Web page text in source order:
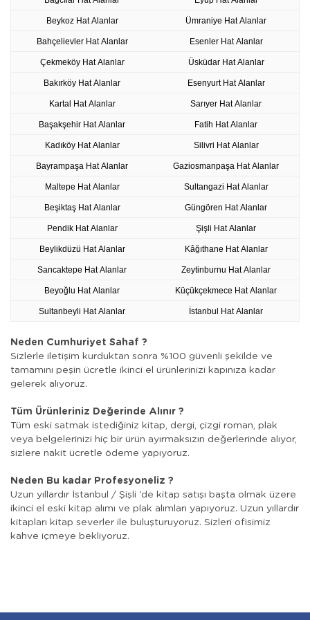
Beykoz Hat Alanlar Ümraniye Hat Alanlar
Bahçelievler Hat Alanlar Esenler Hat Alanlar
Çekmeköy Hat Alanlar Üsküdar Hat Alanlar
Bakırköy Hat Alanlar Esenyurt Hat Alanlar
Kartal Hat Alanlar Sarıyer Hat Alanlar
Başakşehir Hat Alanlar Fatih Hat Alanlar
Kadıköy Hat Alanlar Silivri Hat Alanlar
Bayrampaşa Hat Alanlar Gaziosmanpaşa Hat Alanlar
Maltepe Hat Alanlar Sultangazi Hat Alanlar
Beşiktaş Hat Alanlar Güngören Hat Alanlar
Pendik Hat Alanlar Şişli Hat Alanlar
Beylikdüzü Hat Alanlar Kâğıthane Hat Alanlar
Sancaktepe Hat Alanlar Zeytinburnu Hat Alanlar
Beyoğlu Hat Alanlar Küçükçekmece Hat Alanlar
Sultanbeyli Hat Alanlar İstanbul Hat Alanlar
Neden Cumhuriyet Sahaf ?
Sizlerle iletişim kurduktan sonra %100 güvenli şekilde ve
tamamını peşin ücretle ikinci el ürünlerinizi kapınıza kadar
gelerek alıyoruz.
Tüm Ürünleriniz Değerinde Alınır ?
Tüm eski satmak istediğiniz kitap, dergi, çizgi roman, plak
veya belgelerinizi hiç bir ürün ayırmaksızın değerlerinde alıyor,
sizlere nakit ücretle ödeme yapıyoruz.
Neden Bu kadar Profesyoneliz ?
Uzun yıllardır İstanbul / Şişli 'de kitap satışı başta olmak üzere
ikinci el eski kitap alımı ve plak alımları yapıyoruz. Uzun yıllardır
kitapları kitap severler ile buluşturuyoruz. Sizleri ofisimiz
kahve içmeye bekliyoruz.